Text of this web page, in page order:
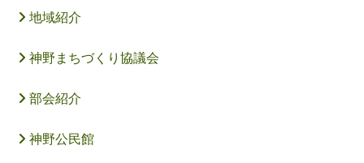
地域紹介
神野まちづくり協議会
部会紹介
神野公民館